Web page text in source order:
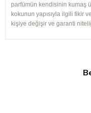
parfümün kendisinin kumaş
kokunun yapısıyla ilgili fikir
kişiye değişir ve garanti